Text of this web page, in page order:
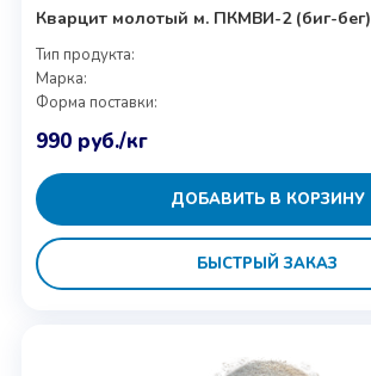
Кварцит молотый м. ПКМВИ-2 (биг-бег)
Тип продукта:
Марка:
Форма поставки:
990 руб./кг
ДОБАВИТЬ В КОРЗИНУ
БЫСТРЫЙ ЗАКАЗ